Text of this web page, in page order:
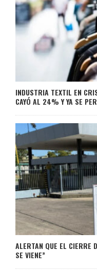
INDUSTRIA TEXTIL EN
CAYÓ AL 24% Y YA SE
ALERTAN QUE EL CIERRE
SE VIENE”